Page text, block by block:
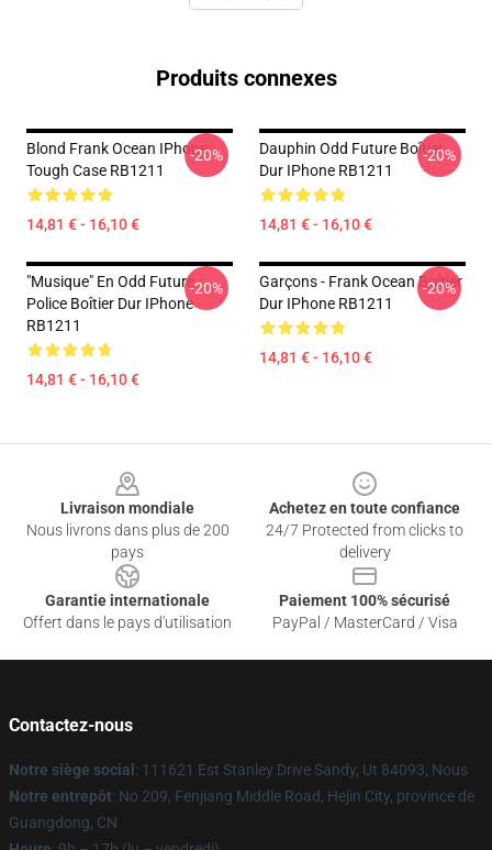
Produits connexes
Blond Frank Ocean IPhone
Tough Case RB1211
14,81 € - 16,10 €
-20%
Dauphin Odd Future Boîtier
Dur IPhone RB1211
14,81 € - 16,10 €
-20%
"Musique" En Odd Future
Police Boîtier Dur IPhone
RB1211
14,81 € - 16,10 €
-20%
Garçons - Frank Ocean Boîtier
Dur IPhone RB1211
14,81 € - 16,10 €
-20%
Livraison mondiale
Nous livrons dans plus de 200
pays
Achetez en toute confiance
24/7 Protected from clicks to
delivery
Garantie internationale
Offert dans le pays d'utilisation
Paiement 100% sécurisé
PayPal / MasterCard / Visa
Contactez-nous
Notre siège social : 111621 Est Stanley Drive Sandy, Ut 84093, Nous
Notre entrepôt: No 209, Fenjiang Middle Road, Hejin City, province de
Guangdong, CN